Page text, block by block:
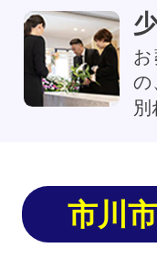
の
別
市川